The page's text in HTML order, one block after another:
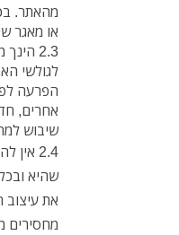
מהאתר.
או מאגר
2.3
לגולשי
הפרעה
אחרים,
שיבוש
2.4
שהיא
את עיצוב
מחסירים